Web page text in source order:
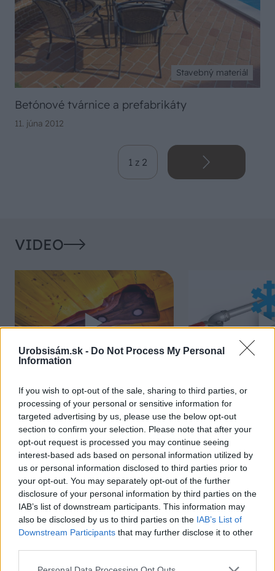
Urobsisám.sk - Do Not Process My Personal
Information
If you wish to opt-out of the sale, sharing to third parties, or
processing of your personal or sensitive information for
targeted advertising by us, please use the below opt-out
section to confirm your selection. Please note that after your
opt-out request is processed you may continue seeing
interest-based ads based on personal information utilized by
us or personal information disclosed to third parties prior to
your opt-out. You may separately opt-out of the further
disclosure of your personal information by third parties on the
IAB’s list of downstream participants. This information may
also be disclosed by us to third parties on the IAB’s List of
Downstream Participants that may further disclose it to other
Please note that this website/app uses one or more Google
Stavebný materiál
Betónové tvárnice a prefabrikáty
11. júna 2012
1 z 2
VIDEO
Chcete dominantu interiéru,
ktorá pritiahne pohľady?
Vyrobte si takéto masívne
orechové svietidlo
Prečo klasická
potrubia v
ako to vyriešiť
NAJČÍTANEJŠIE